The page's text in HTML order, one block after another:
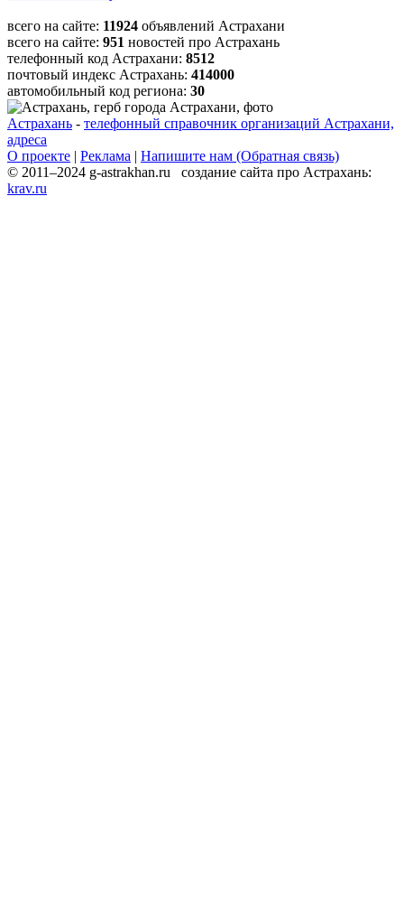
всего на сайте: 11924 объявлений Астрахани
всего на сайте: 951 новостей про Астрахань
телефонный код Астрахани: 8512
почтовый индекс Астрахань: 414000
автомобильный код региона: 30
Астрахань - телефонный справочник организаций Астрахани,
адреса
О проекте | Реклама | Напишите нам (Обратная связь)
© 2011–2024 g-astrakhan.ru создание сайта про Астрахань:
krav.ru